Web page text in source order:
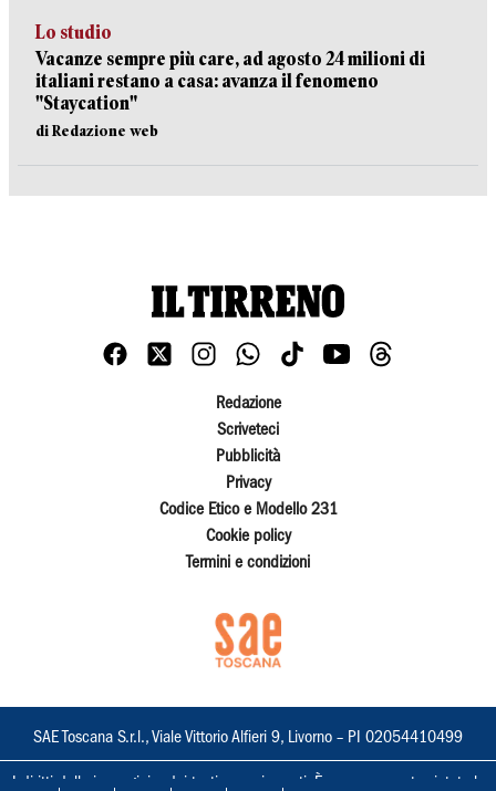
Lo studio
Vacanze sempre più care, ad agosto 24 milioni di
italiani restano a casa: avanza il fenomeno
"Staycation"
di Redazione web
Redazione
Scriveteci
Pubblicità
Privacy
Codice Etico e Modello 231
Cookie policy
Termini e condizioni
SAE Toscana S.r.l., Viale Vittorio Alfieri 9, Livorno – PI 02054410499
I diritti delle immagini e dei testi sono riservati. È espressamente vietata la